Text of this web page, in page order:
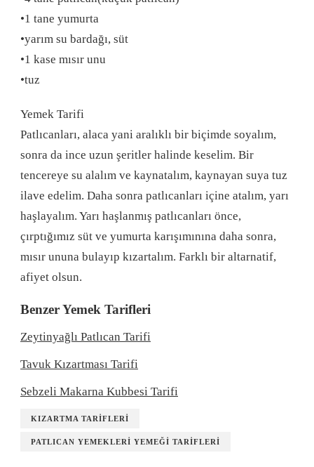
•1 tane yumurta
•yarım su bardağı, süt
•1 kase mısır unu
•tuz
Yemek Tarifi
Patlıcanları, alaca yani aralıklı bir biçimde soyalım,
sonra da ince uzun şeritler halinde keselim. Bir
tencereye su alalım ve kaynatalım, kaynayan suya tuz
ilave edelim. Daha sonra patlıcanları içine atalım, yarı
haşlayalım. Yarı haşlanmış patlıcanları önce,
çırptığımız süt ve yumurta karışımınına daha sonra,
mısır ununa bulayıp kızartalım. Farklı bir altarnatif,
afiyet olsun.
Benzer Yemek Tarifleri
Zeytinyağlı Patlıcan Tarifi
Tavuk Kızartması Tarifi
Sebzeli Makarna Kubbesi Tarifi
KIZARTMA TARIFLERI
PATLICAN YEMEKLERI YEMEĞI TARIFLERI